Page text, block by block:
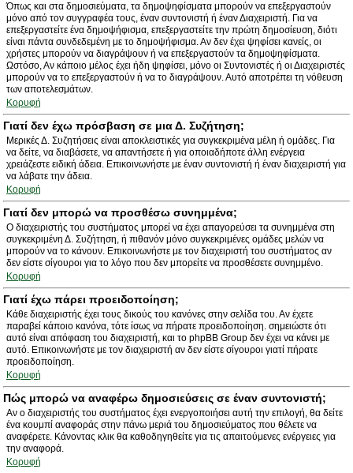
Όπως και στα δημοσιεύματα, τα δημοψηφίσματα μπορούν να επεξεργαστούν
μόνο από τον συγγραφέα τους, έναν συντονιστή ή έναν Διαχειριστή. Για να
επεξεργαστείτε ένα δημοψήφισμα, επεξεργαστείτε την πρώτη δημοσίευση, διότι
είναι πάντα συνδεδεμένη με το δημοψήφισμα. Αν δεν έχει ψηφίσει κανείς, οι
χρήστες μπορούν να διαγράψουν ή να επεξεργαστούν τα δημοψηφίσματα.
Ωστόσο, Αν κάποιο μέλος έχει ήδη ψηφίσει, μόνο οι Συντονιστές ή οι Διαχειριστές
μπορούν να το επεξεργαστούν ή να το διαγράψουν. Αυτό αποτρέπει τη νόθευση
των αποτελεσμάτων.
Κορυφή
Γιατί δεν έχω πρόσβαση σε μια Δ. Συζήτηση;
Μερικές Δ. Συζητήσεις είναι αποκλειστικές για συγκεκριμένα μέλη ή ομάδες. Για
να δείτε, να διαβάσετε, να απαντήσετε ή για οποιαδήποτε άλλη ενέργεια
χρειάζεστε ειδική άδεια. Επικοινωνήστε με έναν συντονιστή ή έναν διαχειριστή για
να λάβατε την άδεια.
Κορυφή
Γιατί δεν μπορώ να προσθέσω συνημμένα;
Ο διαχειριστής του συστήματος μπορεί να έχει απαγορεύσει τα συνημμένα στη
συγκεκριμένη Δ. Συζήτηση, ή πιθανόν μόνο συγκεκριμένες ομάδες μελών να
μπορούν να το κάνουν. Επικοινωνήστε με τον διαχειριστή του συστήματος αν
δεν είστε σίγουροι για το λόγο που δεν μπορείτε να προσθέσετε συνημμένο.
Κορυφή
Γιατί έχω πάρει προειδοποίηση;
Κάθε διαχειριστής έχει τους δικούς του κανόνες στην σελίδα του. Αν έχετε
παραβεί κάποιο κανόνα, τότε ίσως να πήρατε προειδοποίηση. σημειώστε ότι
αυτό είναι απόφαση του διαχειριστή, και το phpBB Group δεν έχει να κάνει με
αυτό. Επικοινωνήστε με τον διαχειριστή αν δεν είστε σίγουροι γιατί πήρατε
προειδοποίηση.
Κορυφή
Πώς μπορώ να αναφέρω δημοσιεύσεις σε έναν συντονιστή;
Αν ο διαχειριστής του συστήματος έχει ενεργοποιήσει αυτή την επιλογή, θα δείτε
ένα κουμπί αναφοράς στην πάνω μεριά του δημοσιεύματος που θέλετε να
αναφέρετε. Κάνοντας κλικ θα καθοδηγηθείτε για τις απαιτούμενες ενέργειες για
την αναφορά.
Κορυφή